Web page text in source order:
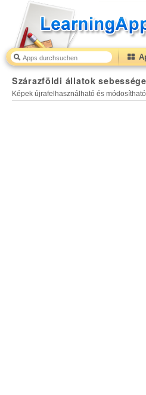
Szárazföldi állatok sebessége
Képek újrafelhasználható és
Szárazföldi állatok sebessége